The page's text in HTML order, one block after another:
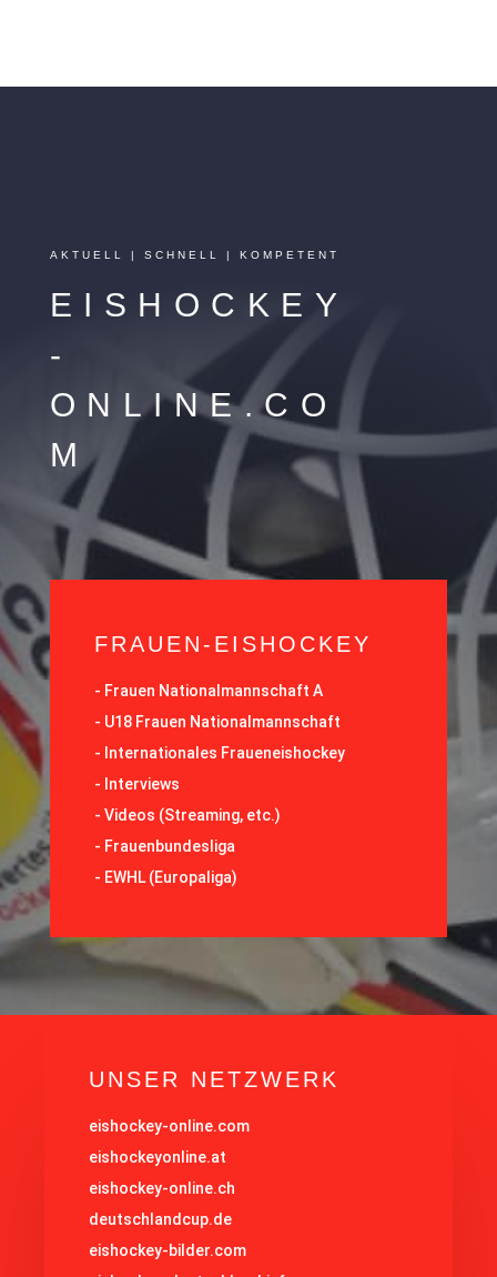
AKTUELL | SCHNELL | KOMPETENT
EISHOCKEY
-
ONLINE.CO
M
FRAUEN-EISHOCKEY
- Frauen Nationalmannschaft A
- U18 Frauen Nationalmannschaft
- Internationales Fraueneishockey
- Interviews
- Videos (Streaming, etc.)
- Frauenbundesliga
- EWHL (Europaliga)
UNSER NETZWERK
eishockey-online.com
eishockeyonline.at
eishockey-online.ch
deutschlandcup.de
eishockey-bilder.com